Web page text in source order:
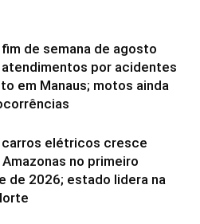
de semana de agosto
por acidentes
em Manaus; motos ainda
carros elétricos cresce
Amazonas no primeiro
de 2026; estado lidera na